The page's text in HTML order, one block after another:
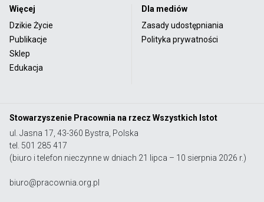
Więcej
Dzikie Życie
Publikacje
Sklep
Edukacja
Dla mediów
Zasady udostępniania
Polityka prywatności
Stowarzyszenie Pracownia na rzecz Wszystkich Istot
ul. Jasna 17, 43-360 Bystra, Polska
tel. 501 285 417
(biuro i telefon nieczynne w dniach 21 lipca – 10 sierpnia 2026 r.)
biuro@pracownia.org.pl